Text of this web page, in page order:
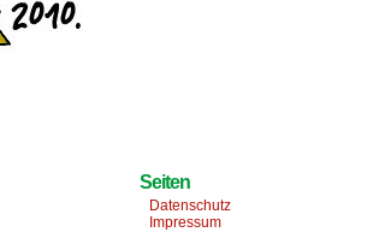
Seiten
Datenschutz
Impressum